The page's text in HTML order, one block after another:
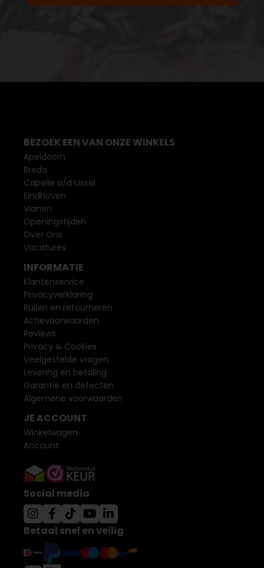
BEZOEK EEN VAN ONZE WINKELS
Apeldoorn
Breda
Capelle a/d IJssel
Eindhoven
Vianen
Openingstijden
Over Ons
Vacatures
INFORMATIE
Klantenservice
Privacyverklaring
Ruilen en retourneren
Actievoorwaarden
Reviews
Privacy & Cookies
Veelgestelde vragen
Levering en betaling
Garantie en defecten
Algemene voorwaarden
JE ACCOUNT
Winkelwagen
Account
Social media
Betaal snel en veilig